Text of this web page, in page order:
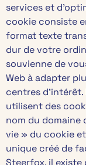
services et
cookie consiste
format texte
dur de votre
souvienne de
Web à adapter
centres
utilisent des
nom du domaine
vie » du cookie
unique créé de
Steerfox, il existe